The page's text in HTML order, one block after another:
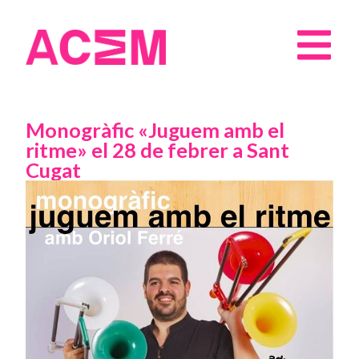
Monogràfic «Juguem amb el
ritme» el 28 de febrer a Sant
Cugat